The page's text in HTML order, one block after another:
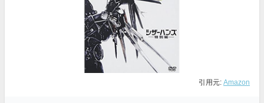
引用元: Amazon